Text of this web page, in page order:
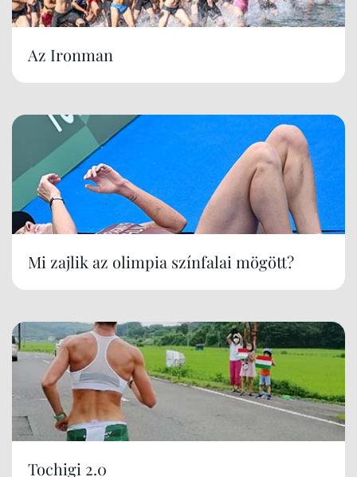
Az Ironman
Mi zajlik az olimpia színfalai mögött?
Tochigi 2.0